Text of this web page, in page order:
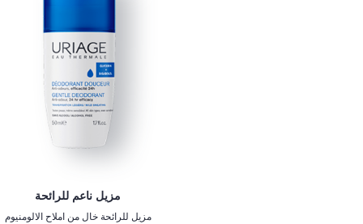
مزيل ناعم للرائحة
مزيل للرائحة خال من املاح الالومنيوم